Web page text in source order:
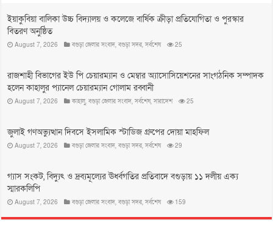
ইয়াকুবিয়া বালিকা উচ্চ বিদ্যালয় ও কলেজে বার্ষিক ক্রীড়া প্রতিযোগিতা ও পুরস্কার
বিতরণ অনুষ্ঠিত
August 7, 2026 বগুড়া জেলার সংবাদ,বগুড়া সদর,সর্বশেষ 25
রাজশাহী বিভাগের ইউ পি চেয়ারম্যান ও মেম্বার অ্যাসোসিয়েশনের সাংগঠনিক সম্পাদক
হলেন কাহালুর প্যানেল চেয়ারম্যান গোলাম রব্বানী
August 7, 2026 কাহালু,বগুড়া জেলার সংবাদ,সর্বশেষ,সারাদেশ 25
জুলাই গণঅভ্যুত্থান দিবসে ইসলামিক স্টাডিজ গ্রুপের দোয়া মাহফিল
August 7, 2026 বগুড়া জেলার সংবাদ,বগুড়া সদর,সর্বশেষ 29
গ্যাস সংকট, বিদ্যুৎ ও দ্রব্যমূল্যের ঊর্ধ্বগতির প্রতিবাদে বগুড়ায় ১১ দলীয় এক্য
স্মারকলিপি
August 7, 2026 বগুড়া জেলার সংবাদ,বগুড়া সদর,সর্বশেষ 159